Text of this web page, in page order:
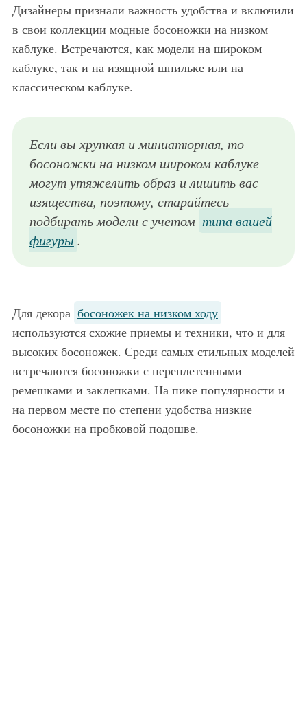
Дизайнеры признали важность удобства и включили
в свои коллекции модные босоножки на низком
каблуке. Встречаются, как модели на широком
каблуке, так и на изящной шпильке или на
классическом каблуке.
Если вы хрупкая и миниатюрная, то
босоножки на низком широком каблуке
могут утяжелить образ и лишить вас
изящества, поэтому, старайтесь
подбирать модели с учетом типа вашей
фигуры .
Для декора босоножек на низком ходу
используются схожие приемы и техники, что и для
высоких босоножек. Среди самых стильных моделей
встречаются босоножки с переплетенными
ремешками и заклепками. На пике популярности и
на первом месте по степени удобства низкие
босоножки на пробковой подошве.